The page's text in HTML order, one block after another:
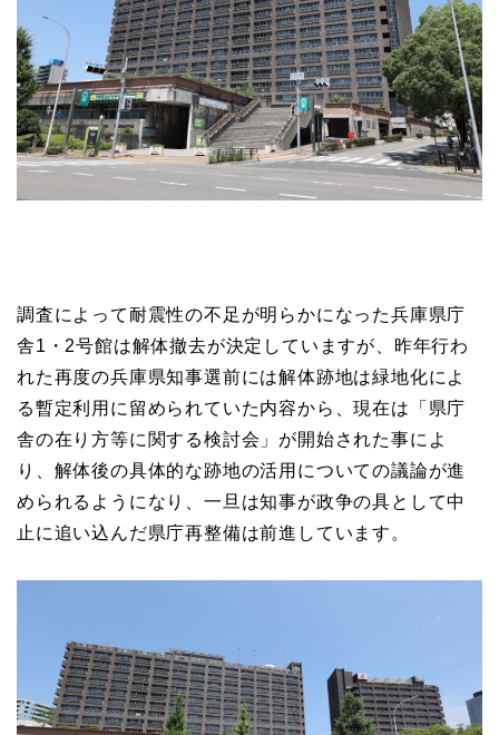
調査によって耐震性の不足が明らかになった兵庫県庁
舎1・2号館は解体撤去が決定していますが、昨年行わ
れた再度の兵庫県知事選前には解体跡地は緑地化によ
る暫定利用に留められていた内容から、現在は「県庁
舎の在り方等に関する検討会」が開始された事によ
り、解体後の具体的な跡地の活用についての議論が進
められるようになり、一旦は知事が政争の具として中
止に追い込んだ県庁再整備は前進しています。